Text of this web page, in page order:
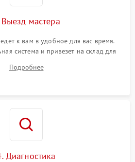
мастера
к вам в удобное для вас время.
система и привезет на склад для
Подробнее
Диагностика